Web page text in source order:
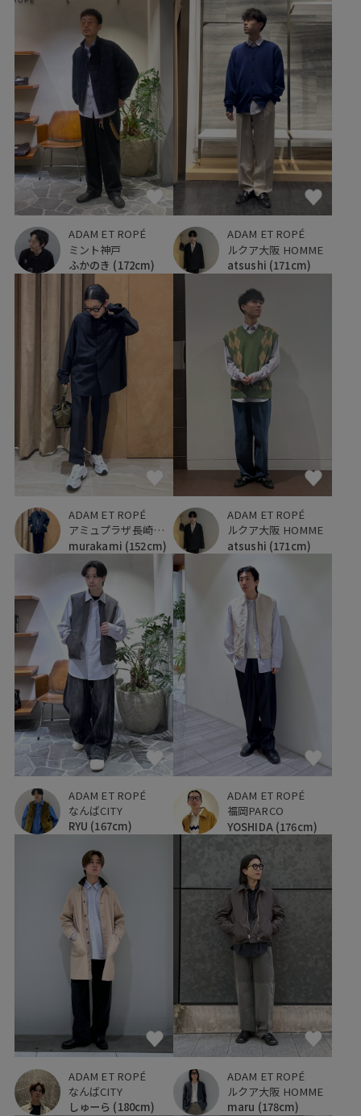
ADAM ET ROPÉ
ミント神戸
ふかのき (172cm)
ADAM ET ROPÉ
ルクア大阪 HOMME
atsushi (171cm)
ADAM ET ROPÉ
アミュプラザ長崎新館
murakami (152cm)
ADAM ET ROPÉ
ルクア大阪 HOMME
atsushi (171cm)
ADAM ET ROPÉ
なんばCITY
RYU (167cm)
ADAM ET ROPÉ
福岡PARCO
YOSHIDA (176cm)
ADAM ET ROPÉ
なんばCITY
しゅーら (180cm)
ADAM ET ROPÉ
ルクア大阪 HOMME
maru (178cm)